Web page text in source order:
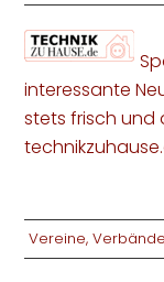
interessante
stets frisch und
Vereine,